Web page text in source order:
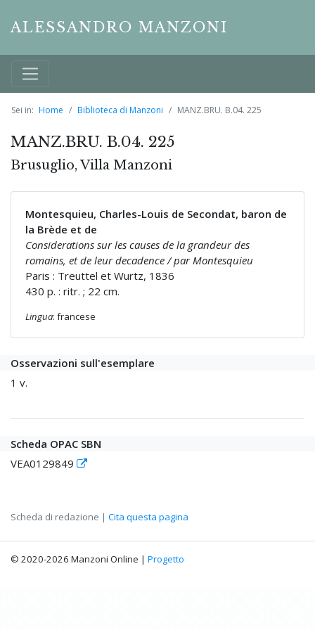
ALESSANDRO MANZONI
Sei in: Home Biblioteca di Manzoni MANZ.BRU. B.04. 225
MANZ.BRU. B.04. 225
Brusuglio, Villa Manzoni
Montesquieu, Charles-Louis de Secondat, baron de
la Brède et de
Considerations sur les causes de la grandeur des
romains, et de leur decadence / par Montesquieu
Paris : Treuttel et Wurtz, 1836
430 p. : ritr. ; 22 cm.
Lingua: francese
Osservazioni sull'esemplare
1 v.
Scheda OPAC SBN
VEA0129849
Scheda di redazione | Cita questa pagina
© 2020-2026 Manzoni Online | Progetto